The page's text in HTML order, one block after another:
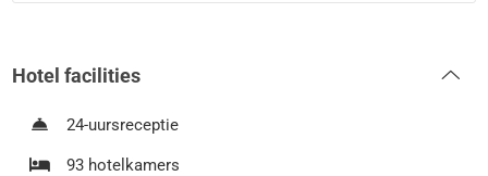
Hotel facilities
24-uursreceptie
93 hotelkamers